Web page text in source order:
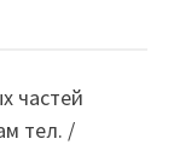
частей
тел. /